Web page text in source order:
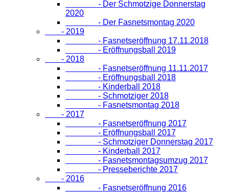
- Der Schmotzige Donnerstag
2020
- Der Fasnetsmontag 2020
- 2019
- Fasnetseröffnung 17.11.2018
- Eröffnungsball 2019
- 2018
- Fasnetseröffnung 11.11.2017
- Eröffnungsball 2018
- Kinderball 2018
- Schmotziger 2018
- Fasnetsmontag 2018
- 2017
- Fasnetseröffnung 2017
- Eröffnungsball 2017
- Schmotziger Donnerstag 2017
- Kinderball 2017
- Fasnetsmontagsumzug 2017
- Presseberichte 2017
- 2016
- Fasnetseröffnung 2016